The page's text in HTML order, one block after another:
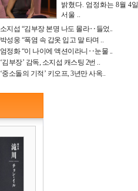
밝혔다. 엄정화는 8월 4일
서울 ..
소지섭 “김부장 본명 나도 몰라‥들었..
박성웅 “폭염 속 갑옷 입고 말 타며 ..
엄정화 “이 나이에 액션이라니‥눈물 ..
‘김부장’ 감독, 소지섭 캐스팅 2번 ..
‘중소돌의 기적’ 키오프, 3년만 사옥..